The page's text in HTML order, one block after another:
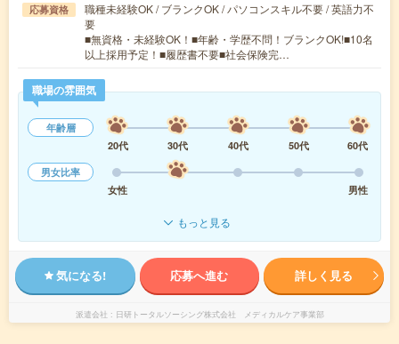
応募資格
職種未経験OK / ブランクOK / パソコンスキル不要 / 英語力不
要
■無資格・未経験OK！■年齢・学歴不問！ブランクOK!■10名
以上採用予定！■履歴書不要■社会保険完…
職場の雰囲気
年齢層
20代
30代 40代 50代
60代
男女比率
女性
男性
もっと見る
気になる! 応募へ進む 詳しく見る
派遣会社 日研トータルソーシング株式会社 メディカルケア事業部